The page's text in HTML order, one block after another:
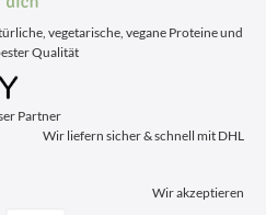
vegetarische, vegane Proteine und
Qualität
Partner
Wir liefern sicher & schnell mit DHL
Wir akzeptieren